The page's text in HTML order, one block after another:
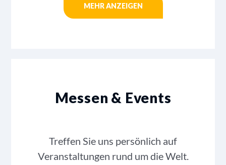
MEHR ANZEIGEN
Messen & Events
Treffen Sie uns persönlich auf
Veranstaltungen rund um die Welt.